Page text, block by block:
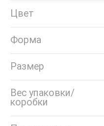
Цвет
Форма
Размер
Вес упаковки/
коробки